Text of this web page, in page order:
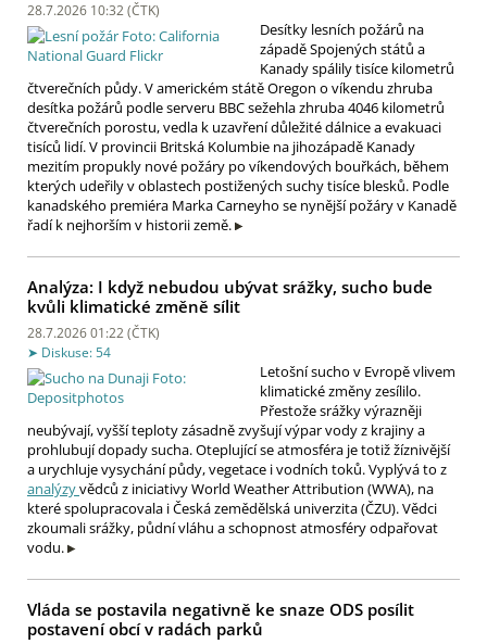
28.7.2026 10:32 (ČTK)
Desítky lesních požárů na
západě Spojených států a
Kanady spálily tisíce kilometrů
čtverečních půdy. V americkém státě Oregon o víkendu zhruba
desítka požárů podle serveru BBC sežehla zhruba 4046 kilometrů
čtverečních porostu, vedla k uzavření důležité dálnice a evakuaci
tisíců lidí. V provincii Britská Kolumbie na jihozápadě Kanady
mezitím propukly nové požáry po víkendových bouřkách, během
kterých udeřily v oblastech postižených suchy tisíce blesků. Podle
kanadského premiéra Marka Carneyho se nynější požáry v Kanadě
řadí k nejhorším v historii země.
Analýza: I když nebudou ubývat srážky, sucho bude
kvůli klimatické změně sílit
28.7.2026 01:22 (ČTK)
Diskuse: 54
Letošní sucho v Evropě vlivem
klimatické změny zesílilo.
Přestože srážky výrazněji
neubývají, vyšší teploty zásadně zvyšují výpar vody z krajiny a
prohlubují dopady sucha. Oteplující se atmosféra je totiž žíznivější
a urychluje vysychání půdy, vegetace i vodních toků. Vyplývá to z
analýzyvědců z iniciativy World Weather Attribution (WWA), na
které spolupracovala i Česká zemědělská univerzita (ČZU). Vědci
zkoumali srážky, půdní vláhu a schopnost atmosféry odpařovat
vodu.
Vláda se postavila negativně ke snaze ODS posílit
postavení obcí v radách parků